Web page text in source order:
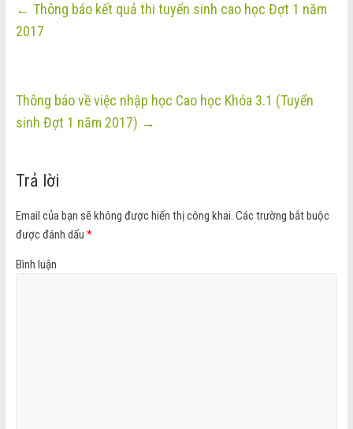
← Thông báo kết quả thi tuyển sinh cao học Đợt 1 năm
2017
Thông báo về việc nhập học Cao học Khóa 3.1 (Tuyển
sinh Đợt 1 năm 2017) →
Trả lời
Email của bạn sẽ không được hiển thị công khai. Các trường bắt buộc
được đánh dấu *
Bình luận